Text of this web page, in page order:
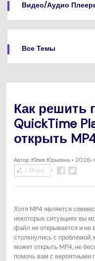
Видео/Аудио
Все Темы
Как решить
QuickTime
открыть
Автор:Юлия Юрьевна• 2026-
Хотя MP4 является
некоторых ситуациях вы
файл не открывается и не
столкнулись с проблемой,
может открыть MP4, не
помочь вам с вероятными